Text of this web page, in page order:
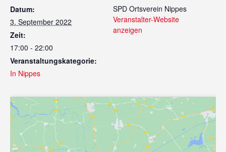
Datum:
3. September 2022
Zeit:
17:00 - 22:00
Veranstaltungskategorie:
In Nippes
SPD Ortsverein Nippes
Veranstalter-Website
anzeigen